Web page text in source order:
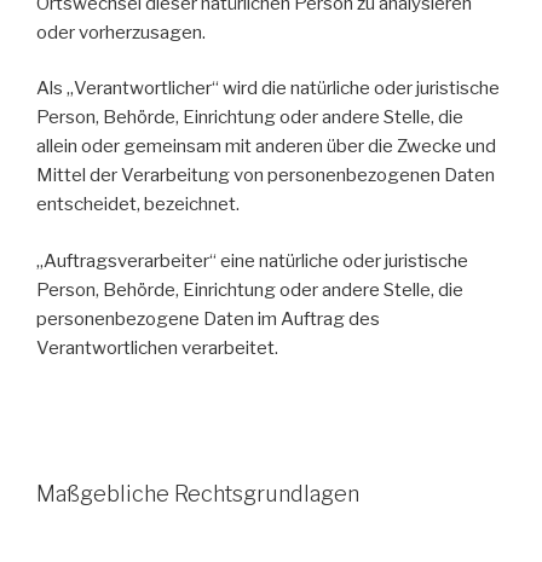
oder vorherzusagen.
Als „Verantwortlicher“ wird die natürliche oder juristische
Person, Behörde, Einrichtung oder andere Stelle, die
allein oder gemeinsam mit anderen über die Zwecke und
Mittel der Verarbeitung von personenbezogenen Daten
entscheidet, bezeichnet.
„Auftragsverarbeiter“ eine natürliche oder juristische
Person, Behörde, Einrichtung oder andere Stelle, die
personenbezogene Daten im Auftrag des
Verantwortlichen verarbeitet.
Maßgebliche Rechtsgrundlagen